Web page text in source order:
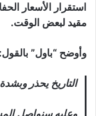
استقرار الأسعار
مقيد لبعض الوقت.
وأوضح “باول” بالقول:
التاريخ يحذر
وعليه سنواصل